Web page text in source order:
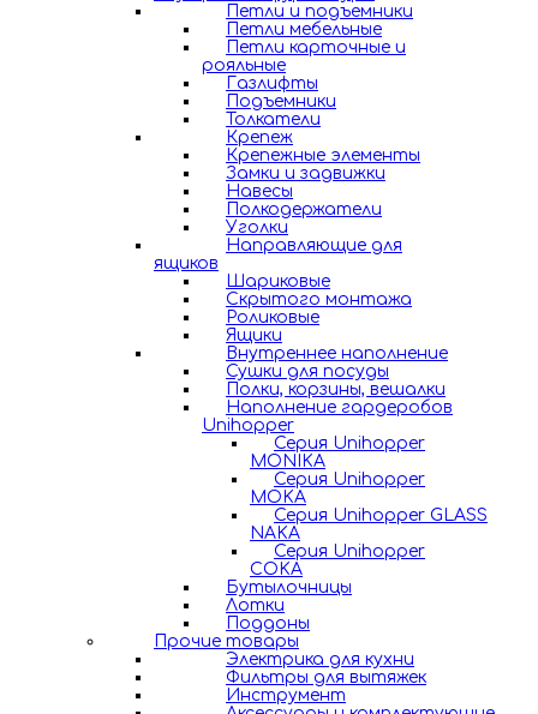
Петли и подъемники
Петли мебельные
Петли карточные и
рояльные
Газлифты
Подъемники
Толкатели
Крепеж
Крепежные элементы
Замки и задвижки
Навесы
Полкодержатели
Уголки
Направляющие для
ящиков
Шариковые
Скрытого монтажа
Роликовые
Ящики
Внутреннее наполнение
Сушки для посуды
Полки, корзины, вешалки
Наполнение гардеробов
Unihopper
Серия Unihopper
MONIKA
Серия Unihopper
MOKA
Серия Unihopper GLASS
NAKA
Серия Unihopper
COKA
Бутылочницы
Лотки
Поддоны
Прочие товары
Электрика для кухни
Фильтры для вытяжек
Инструмент